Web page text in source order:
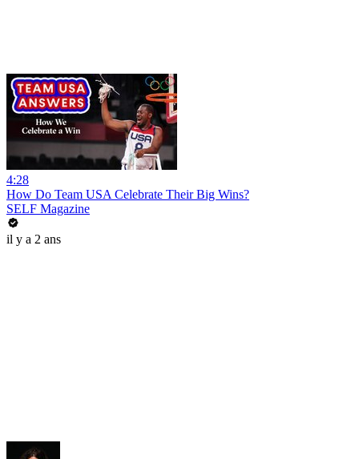
4:28
How Do Team USA Celebrate Their Big Wins?
SELF Magazine
il y a 2 ans